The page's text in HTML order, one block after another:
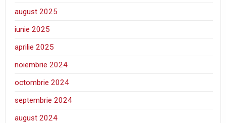
august 2025
iunie 2025
aprilie 2025
noiembrie 2024
octombrie 2024
septembrie 2024
august 2024